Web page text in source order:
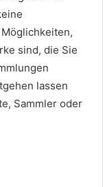
sind, die Sie
lassen
Sammler oder